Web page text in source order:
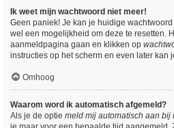
Ik weet mijn wachtwoord niet meer!
Geen paniek! Je kan je huidige
wel een mogelijkheid om deze te resetten.
aanmeldpagina gaan en klikken op
instructies op het scherm en even later kan
Omhoog
Waarom word ik automatisch afgemeld?
Als je de optie meld mij automatisch aan bij